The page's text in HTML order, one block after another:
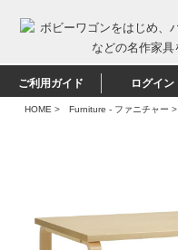
ご利用ガイド ログイン
HOME > Furniture - ファニチャー >